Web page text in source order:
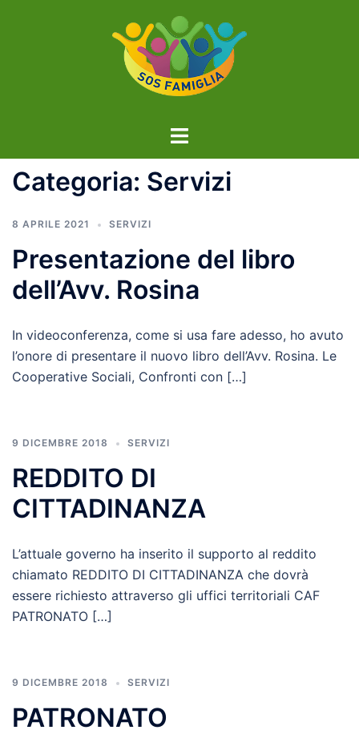
Mostra/Nascondi
Categoria: Servizi
8 APRILE 2021 SERVIZI
Presentazione del libro
dell’Avv. Rosina
In videoconferenza, come si usa fare adesso, ho avuto
l’onore di presentare il nuovo libro dell’Avv. Rosina. Le
Cooperative Sociali, Confronti con […]
9 DICEMBRE 2018 SERVIZI
REDDITO DI
CITTADINANZA
L’attuale governo ha inserito il supporto al reddito
chiamato REDDITO DI CITTADINANZA che dovrà
essere richiesto attraverso gli uffici territoriali CAF
PATRONATO […]
9 DICEMBRE 2018 SERVIZI
PATRONATO